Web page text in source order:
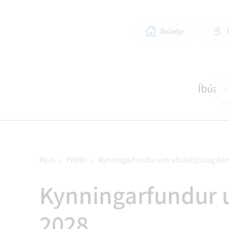
Íbúar
Íbúadyr
Ry.is Fréttir Kynningarfundur um aðalskipulag
Kynningarfundur